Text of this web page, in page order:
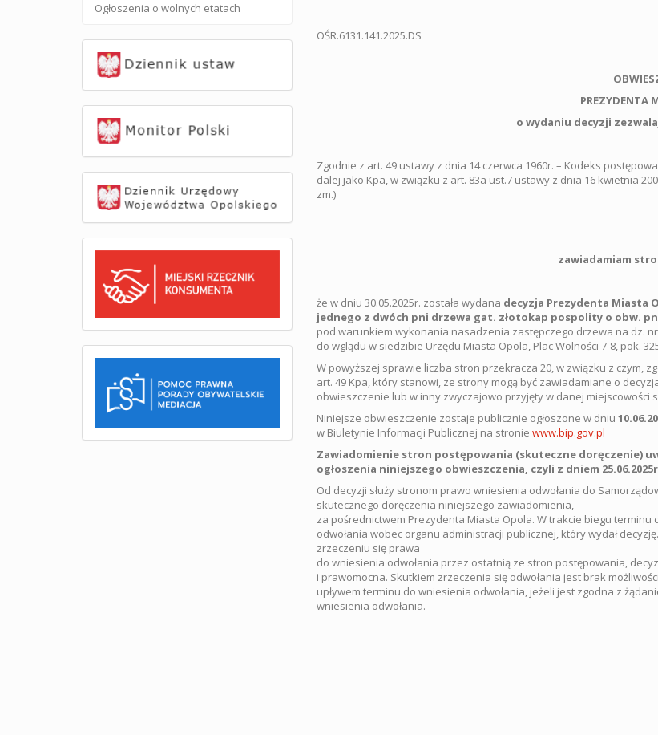
Ogłoszenia o wolnych etatach
OŚR.6131.141.2025.DS
PREZYDENTA
o wydaniu decyzji
Zgodnie z art. 49 ustawy z dnia 14 czerwca 1960r. – Kodeks
dalej jako Kpa, w związku z art. 83a ust.7 ustawy z dnia 16 kwietnia
zm.)
zawiadamiam
że w dniu 30.05.2025r. została wydana decyzja Prezydenta Miasta
jednego z dwóch pni drzewa gat. złotokap pospolity o obw.
pod warunkiem wykonania nasadzenia zastępczego drzewa na dz.
do wglądu w siedzibie Urzędu Miasta Opola, Plac Wolności 7-8, pok.
W powyższej sprawie liczba stron przekracza 20, w związku z czym,
art. 49 Kpa, który stanowi, ze strony mogą być zawiadamiane o
obwieszczenie lub w inny zwyczajowo przyjęty w danej miejscowości
Niniejsze obwieszczenie zostaje publicznie ogłoszone w dniu
w Biuletynie Informacji Publicznej na stronie www.bip.gov.pl
Zawiadomienie stron postępowania (skuteczne doręczenie)
ogłoszenia niniejszego obwieszczenia, czyli z dniem
Od decyzji służy stronom prawo wniesienia odwołania do
skutecznego doręczenia niniejszego zawiadomienia,
za pośrednictwem Prezydenta Miasta Opola. W trakcie biegu
odwołania wobec organu administracji publicznej, który wydał
zrzeczeniu się prawa
do wniesienia odwołania przez ostatnią ze stron postępowania,
i prawomocna. Skutkiem zrzeczenia się odwołania jest brak
upływem terminu do wniesienia odwołania, jeżeli jest zgodna z
wniesienia odwołania.